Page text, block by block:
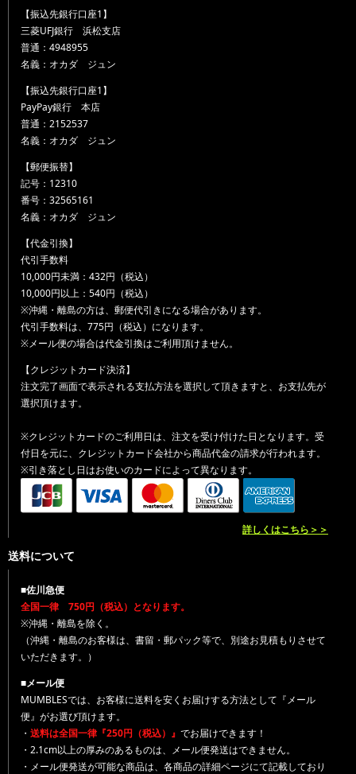
【振込先銀行口座1】
三菱UFJ銀行 浜松支店
普通：4948955
名義：オカダ ジュン
【振込先銀行口座1】
PayPay銀行 本店
普通：2152537
名義：オカダ ジュン
【郵便振替】
記号：12310
番号：32565161
名義：オカダ ジュン
【代金引換】
代引手数料
10,000円未満：432円（税込）
10,000円以上：540円（税込）
※沖縄・離島の方は、郵便代引きになる場合があります。
代引手数料は、775円（税込）になります。
※メール便の場合は代金引換はご利用頂けません。
【クレジットカード決済】
注文完了画面で表示される支払方法を選択して頂きますと、お支払先が
選択頂けます。
※クレジットカードのご利用日は、注文を受け付けた日となります。受
付日を元に、クレジットカード会社から商品代金の請求が行われます。
※引き落とし日はお使いのカードによって異なります。
詳しくはこちら＞＞
送料について
■佐川急便
全国一律 750円（税込）となります。
※沖縄・離島を除く。
（沖縄・離島のお客様は、書留・郵パック等で、別途お見積もりさせて
いただきます。）
■メール便
MUMBLESでは、お客様に送料を安くお届けする方法として『メール
便』がお選び頂けます。
・ 送料は全国一律『250円（税込）』 でお届けできます！
・2.1cm以上の厚みのあるものは、メール便発送はできません。
・メール便発送が可能な商品は、各商品の詳細ページにて記載しており